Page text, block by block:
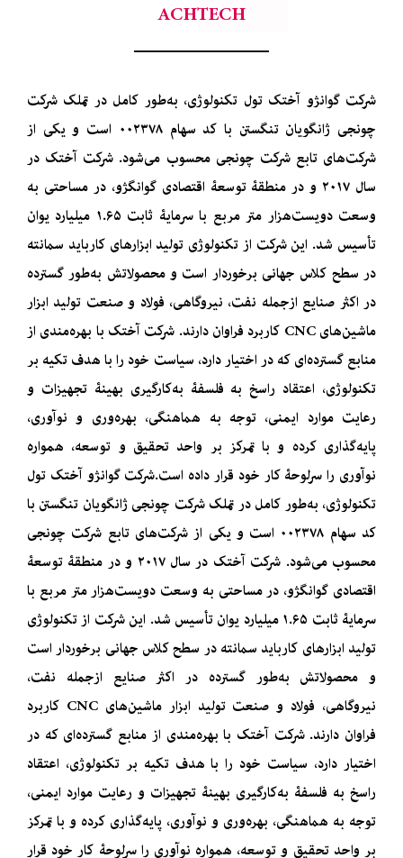
ACHTECH
شرکت گوانژو آختک تول تکنولوژی، به‌طور کامل در تملک شرکت
چونجی ژانگویان تنگستن با کد سهام ۰۰۲۳۷۸ است و یکی از
شرکت‌های تابع شرکت چونجی محسوب می‌شود. شرکت آختک در
سال ۲۰۱۷ و در منطقۀ توسعۀ اقتصادی گوانگژو، در مساحتی به
وسعت دویست‌هزار متر مربع با سرمایۀ ثابت ۱.۶۵ میلیارد یوان
تأسیس شد. این شرکت از تکنولوژی تولید ابزارهای کارباید سمانته
در سطح کلاس جهانی برخوردار است و محصولاتش به‌طور گسترده
در اکثر صنایع ازجمله نفت، نیروگاهی، فولاد و صنعت تولید ابزار
ماشین‌های CNC کاربرد فراوان دارند. شرکت آختک با بهره‌مندی از
منابع گسترده‌ای که در اختیار دارد، سیاست خود را با هدف تکیه بر
تکنولوژی، اعتقاد راسخ به فلسفۀ به‌کارگیری بهینۀ تجهیزات و
رعایت موارد ایمنی، توجه به هماهنگی، بهره‌وری و نوآوری،
پایه‌گذاری کرده و با تمرکز بر واحد تحقیق و توسعه، همواره
نوآوری را سرلوحۀ کار خود قرار داده است.شرکت گوانژو آختک تول
تکنولوژی، به‌طور کامل در تملک شرکت چونجی ژانگویان تنگستن با
کد سهام ۰۰۲۳۷۸ است و یکی از شرکت‌های تابع شرکت چونجی
محسوب می‌شود. شرکت آختک در سال ۲۰۱۷ و در منطقۀ توسعۀ
اقتصادی گوانگژو، در مساحتی به وسعت دویست‌هزار متر مربع با
سرمایۀ ثابت ۱.۶۵ میلیارد یوان تأسیس شد. این شرکت از تکنولوژی
تولید ابزارهای کارباید سمانته در سطح کلاس جهانی برخوردار است
و محصولاتش به‌طور گسترده در اکثر صنایع ازجمله نفت،
نیروگاهی، فولاد و صنعت تولید ابزار ماشین‌های CNC کاربرد
فراوان دارند. شرکت آختک با بهره‌مندی از منابع گسترده‌ای که در
اختیار دارد، سیاست خود را با هدف تکیه بر تکنولوژی، اعتقاد
راسخ به فلسفۀ به‌کارگیری بهینۀ تجهیزات و رعایت موارد ایمنی،
توجه به هماهنگی، بهره‌وری و نوآوری، پایه‌گذاری کرده و با تمرکز
بر واحد تحقیق و توسعه، همواره نوآوری را سرلوحۀ کار خود قرار